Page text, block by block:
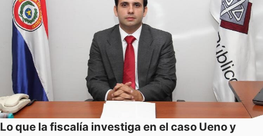
Lo que la fiscalía investiga en el caso Ueno y